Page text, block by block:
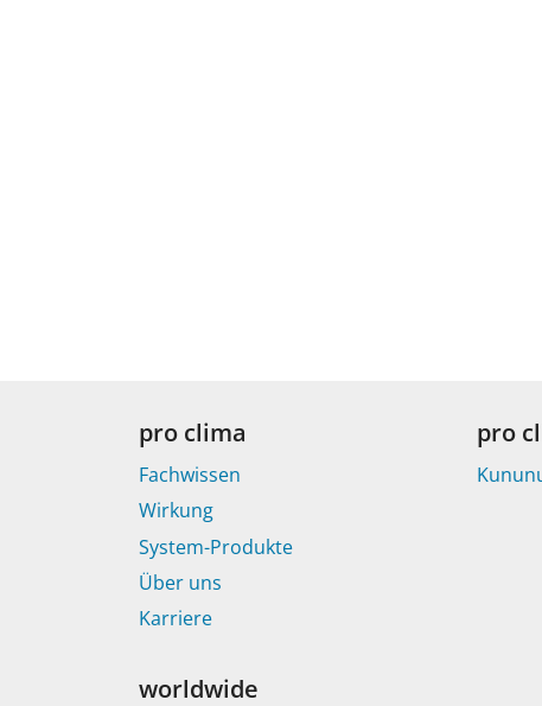
pro clima
Fachwissen
Wirkung
System-Produkte
Über uns
Karriere
worldwide
pro